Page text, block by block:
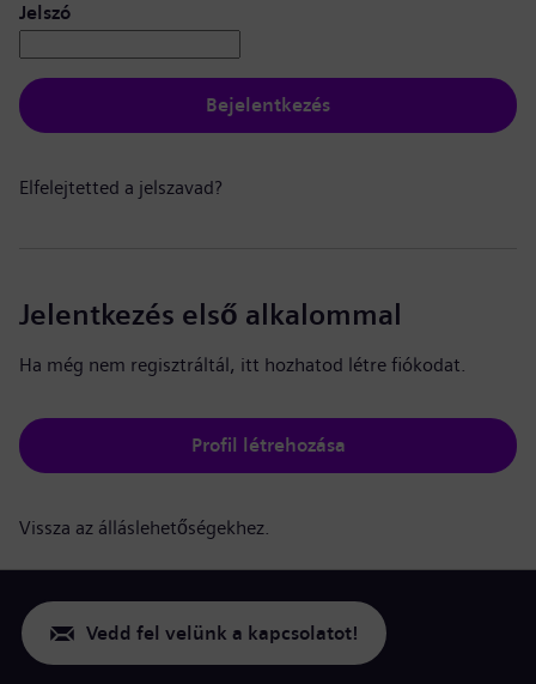
Jelszó
Bejelentkezés
Elfelejtetted a jelszavad?
Jelentkezés első alkalommal
Ha még nem regisztráltál, itt hozhatod létre fiókodat.
Profil létrehozása
Vissza az álláslehetőségekhez.
Vedd fel velünk a kapcsolatot!